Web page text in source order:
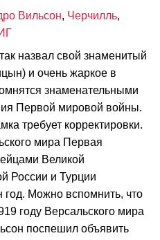
Вильсон, Черчилль,
назвал свой знаменитый
и очень жаркое в
знаменательными
Первой мировой войны.
требует корректировки.
мира Первая
Великой
России и Турции
Можно вспомнить, что
году Версальского мира
поспешил объявить